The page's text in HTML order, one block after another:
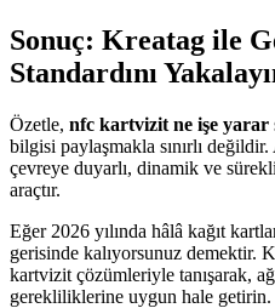
Sonuç: Kreatag ile
Standardını
Özetle, nfc kartvizit ne işe yarar
bilgisi paylaşmakla sınırlı
çevreye duyarlı, dinamik ve
araçtır.
Eğer 2026 yılında hâlâ kağıt
gerisinde kalıyorsunuz demektir.
kartvizit çözümleriyle tanışarak,
gerekliliklerine uygun hale getirin.